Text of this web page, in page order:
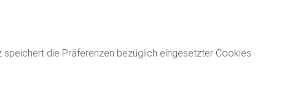
speichert die Präferenzen bezüglich eingesetzter Cookies